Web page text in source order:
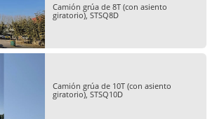
Camión grúa de 8T (con asiento
giratorio), STSQ8D
Camión grúa de 10T (con asiento
giratorio), STSQ10D